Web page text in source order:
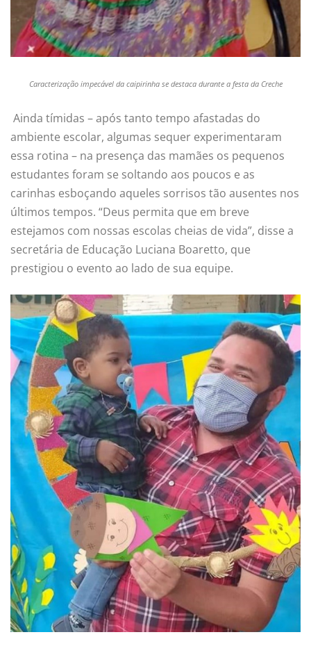
Caracterização impecável da caipirinha se destaca durante a festa da Creche
Ainda tímidas – após tanto tempo afastadas do
ambiente escolar, algumas sequer experimentaram
essa rotina – na presença das mamães os pequenos
estudantes foram se soltando aos poucos e as
carinhas esboçando aqueles sorrisos tão ausentes nos
últimos tempos. “Deus permita que em breve
estejamos com nossas escolas cheias de vida”, disse a
secretária de Educação Luciana Boaretto, que
prestigiou o evento ao lado de sua equipe.